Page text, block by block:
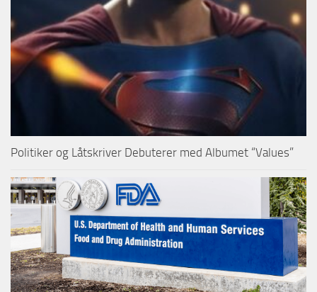
Politiker og Låtskriver Debuterer med Albumet “Values”